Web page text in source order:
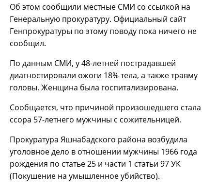
Об этом сообщили местные СМИ со ссылкой на
Генеральную прокуратуру. Официальный сайт
Генпрокуратуры по этому поводу пока ничего не
сообщил.
По данным СМИ, у 48-летней пострадавшей
диагностировали ожоги 18% тела, а также травму
головы. Женщина была госпитализирована.
Сообщается, что причиной произошедшего стала
ссора 57-летнего мужчины с сожительницей.
Прокуратура Яшнабадского района возбудила
уголовное дело в отношении мужчины 1966 года
рождения по статье 25 и части 1 статьи 97 УК
(Покушение на умышленное убийство).